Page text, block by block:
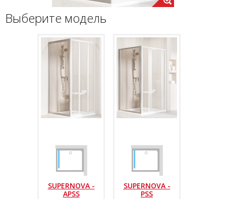
Выберите модель
SUPERNOVA -
APSS
SUPERNOVA -
PSS